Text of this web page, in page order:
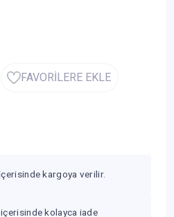
FAVORİLERE EKLE
kargoya verilir.
kolayca iade